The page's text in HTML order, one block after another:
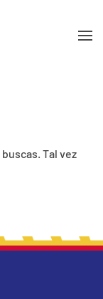
Tal vez